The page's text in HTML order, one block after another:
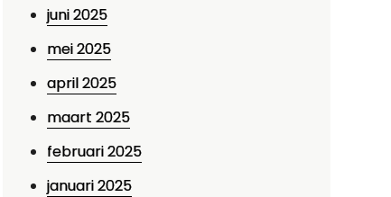
juni 2025
mei 2025
april 2025
maart 2025
februari 2025
januari 2025